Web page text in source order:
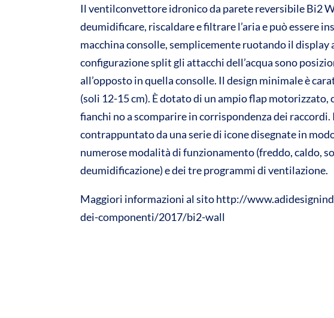
Il ventilconvettore idronico da parete reversibile Bi2
deumidificare, riscaldare e filtrare l’aria e può essere
macchina consolle, semplicemente ruotando il display
configurazione split gli attacchi dell’acqua sono
all’opposto in quella consolle. Il design minimale è
(soli 12-15 cm). È dotato di un ampio flap motorizzato,
fianchi no a scomparire in corrispondenza dei
contrappuntato da una serie di icone disegnate in
numerose modalità di funzionamento (freddo, caldo,
deumidificazione) e dei tre programmi di ventilazione.
Maggiori informazioni al sito http://
dei-componenti/2017/bi2-wall